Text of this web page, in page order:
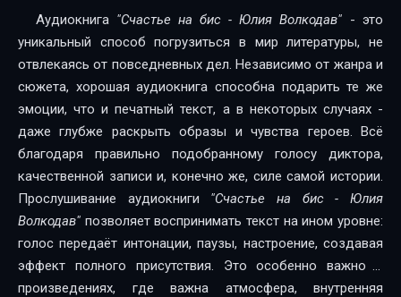
Аудиокнига "Счастье на бис - Юлия Волкодав" - это
уникальный способ погрузиться в мир литературы, не
отвлекаясь от повседневных дел. Независимо от жанра и
сюжета, хорошая аудиокнига способна подарить те же
эмоции, что и печатный текст, а в некоторых случаях -
даже глубже раскрыть образы и чувства героев. Всё
благодаря правильно подобранному голосу диктора,
качественной записи и, конечно же, силе самой истории.
Прослушивание аудиокниги "Счастье на бис - Юлия
Волкодав" позволяет воспринимать текст на ином уровне:
голос передаёт интонации, паузы, настроение, создавая
эффект полного присутствия. Это особенно важно в
произведениях, где важна атмосфера, внутренняя